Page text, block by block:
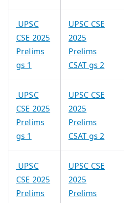
UPSC
CSE 2025
Prelims
gs 1
UPSC CSE
2025
Prelims
CSAT gs 2
UPSC
CSE 2025
Prelims
gs 1
UPSC CSE
2025
Prelims
CSAT gs 2
UPSC
CSE 2025
Prelims
UPSC CSE
2025
Prelims